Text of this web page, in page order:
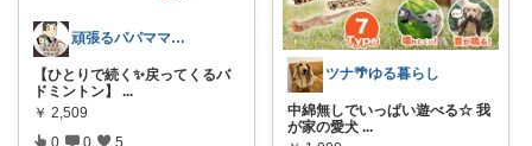
頑張るパパママ応援隊@育児・子供用品紹介
【ひとりで続く✨戻ってくるバ
ドミントン】 ...
￥ 2,509
0 0 5
ツナ🌴ゆる暮らし
中綿無しでいっぱい遊べる☆ 我
が家の愛犬 ...